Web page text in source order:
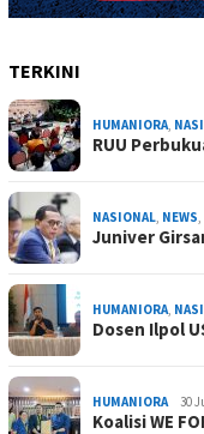
TERKINI
HUMANIORA,
RUU
NASIONAL, NEWS,
Juniver
HUMANIORA,
Dosen Ilpol
HUMANIORA 30
Koalisi WE